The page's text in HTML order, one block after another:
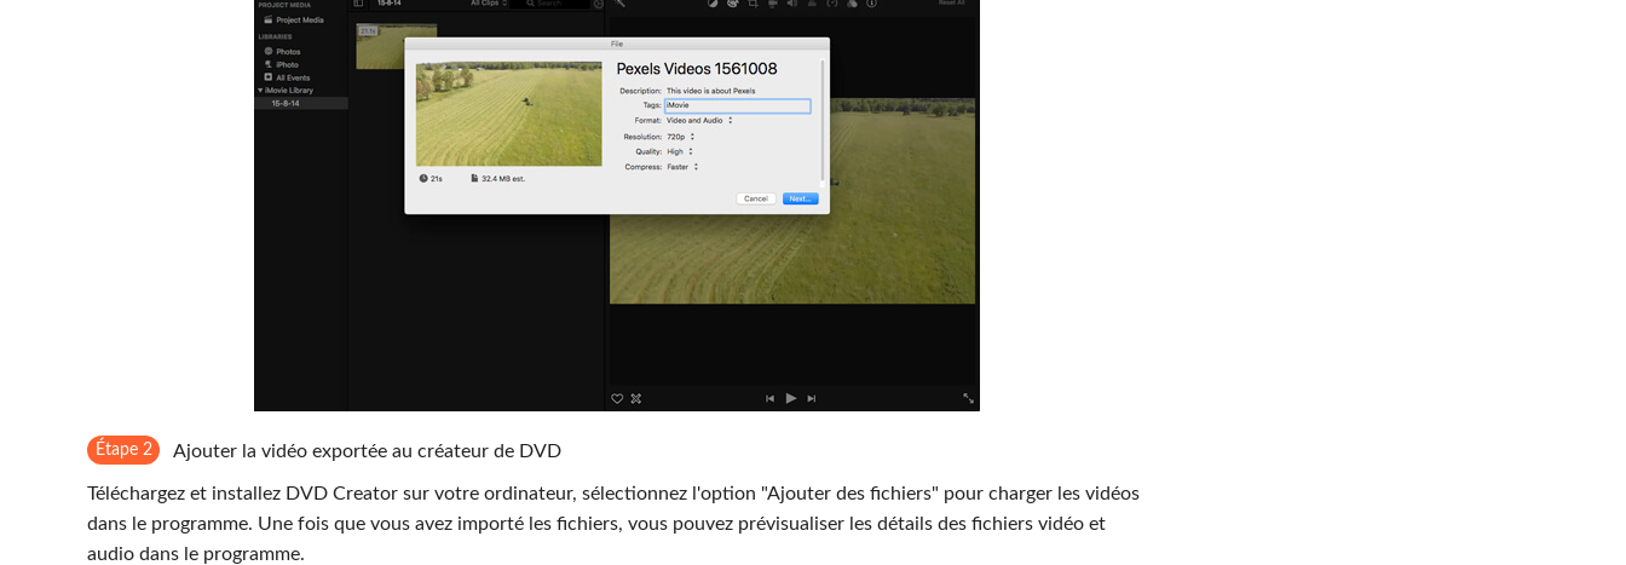
Étape 2 Ajouter la vidéo exportée au créateur de DVD
Téléchargez et installez DVD Creator sur votre ordinateur, sélectionnez l'option "Ajouter des fichiers" pour charger les vidéos
dans le programme. Une fois que vous avez importé les fichiers, vous pouvez prévisualiser les détails des fichiers vidéo et
audio dans le programme.